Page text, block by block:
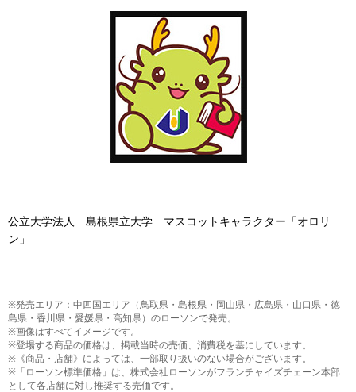
公立大学法人 島根県立大学 マスコットキャラクター「オロリ
ン」
※発売エリア：中四国エリア（鳥取県・島根県・岡山県・広島県・山口県・徳
島県・香川県・愛媛県・高知県）のローソンで発売。
※画像はすべてイメージです。
※登場する商品の価格は、掲載当時の売価、消費税を基にしています。
※《商品・店舗》によっては、一部取り扱いのない場合がございます。
※「ローソン標準価格」は、株式会社ローソンがフランチャイズチェーン本部
として各店舗に対し推奨する売価です。